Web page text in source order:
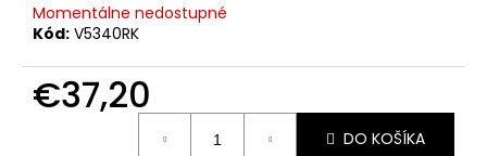
Momentálne nedostupné
Kód: V5340RK
€37,20
DO KOŠÍKA